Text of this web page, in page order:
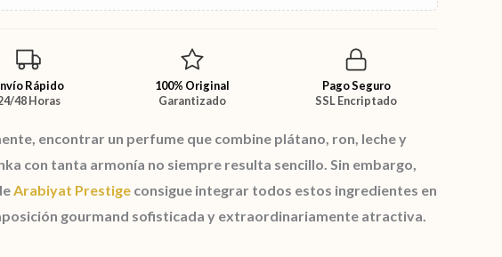
Rápido
48 Horas
100% Original
Garantizado
Pago Seguro
SSL Encriptado
encontrar un perfume que combine plátano, ron, lechey
con tanta armonía no siempre resulta sencillo. Sin embargo,
Arabiyat Prestige consigue integrar todos estos ingredientes en
gourmand sofisticada y extraordinariamente atractiva.